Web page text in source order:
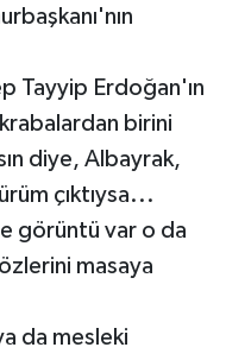
Tayyip Erdoğan'ın
birini
diye, Albayrak,
çıktıysa...
görüntü var o da
masaya
da mesleki